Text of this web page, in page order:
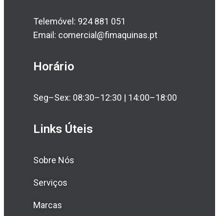
Telemóvel: 924 881 051
Email: comercial@fimaquinas.pt
Horário
Seg–Sex: 08:30–12:30 | 14:00–18:00
Links Úteis
Sobre Nós
Serviços
Marcas